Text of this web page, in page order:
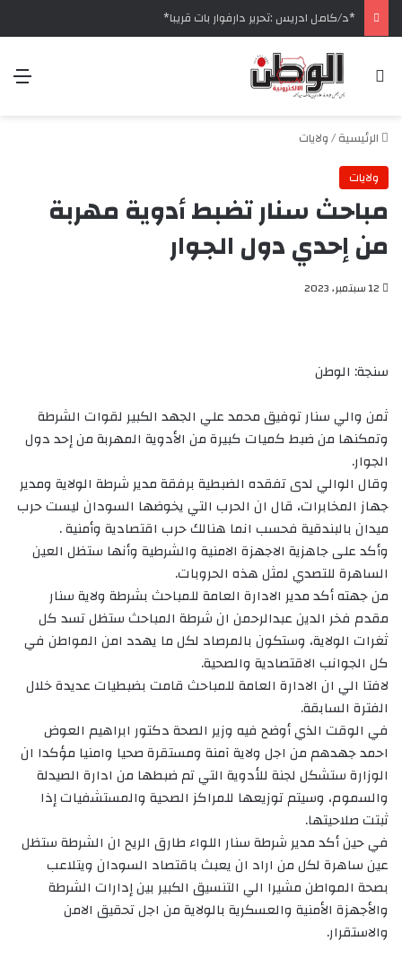
‏*د/كامل ادريس :تحرير دارفوار بات قريبا*
بحث عن
الرئيسية/ولايات
ولايات
مباحث سنار تضبط أدوية مهربة
من إحدي دول الجوار
12 سبتمبر، 2023
سنجة: الوطن
ثمن والي سنار توفيق محمد علي الجهد الكبير لقوات الشرطة
وتمكنها من ضبط كميات كبيرة من الأدوية المهربة من إحد دول
الجوار.
وقال الوالي لدى تفقده الضبطية برفقة مدير شرطة الولاية ومدير
جهاز المخابرات، قال ان الحرب التي يخوضها السودان ليست حرب
ميدان بالبندقية فحسب انما هنالك حرب اقتصادية وأمنية .
وأكد على جاهزية الاجهزة الامنية والشرطية وأنها ستظل العين
الساهرة للتصدي لمثل هذه الحروبات.
من جهته أكد مدير الادارة العامة للمباحث بشرطة ولاية سنار
مقدم فخر الدين عبدالرحمن ان شرطة المباحث ستظل تسد كل
ثغرات الولاية، وستكون بالمرصاد لكل ما يهدد امن المواطن في
كل الجوانب الاقتصادية والصحية.
لافتا الي ان الادارة العامة للمباحث قامت بضبطيات عديدة خلال
الفترة السابقة.
في الوقت الذي أوضح فيه وزير الصحة دكتور ابراهيم العوض
احمد جهدهم من اجل ولاية آمنة ومستقرة صحيا وامنيا مؤكدا ان
الوزارة ستشكل لجنة للأدوية التي تم ضبطها من ادارة الصيدلة
والسموم، وسيتم توزيعها للمراكز الصحية والمستشفيات إذا
ثبتت صلاحيتها.
في حين أكد مدير شرطة سنار اللواء طارق الريح ان الشرطة ستظل
عين ساهرة لكل من اراد ان يعبث باقتصاد السودان ويتلاعب
بصحة المواطن مشيرا الي التنسيق الكبير بين إدارات الشرطة
والأجهزة الأمنية والعسكرية بالولاية من اجل تحقيق الامن
والاستقرار.